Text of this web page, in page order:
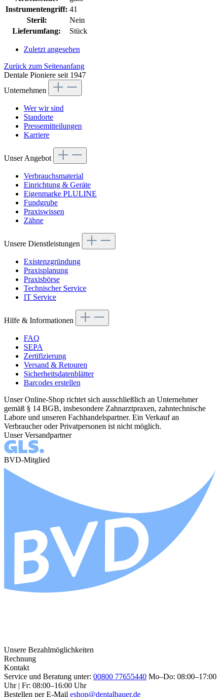
Instrumentengriff: 41
Steril:
Nein
Lieferumfang:
Stück
Zuletzt angesehen
Zurück zum Seitenanfang
Dentale Pioniere seit 1947
Unternehmen
Wer wir sind
Standorte
Pressemitteilungen
Karriere
Unser Angebot
Verbrauchsmaterial
Einrichtung & Geräte
Eigenmarke PLULINE
Fundgrube
Praxiswissen
Zähne
Unsere Dienstleistungen
Existenzgründung
Praxisplanung
Praxisbörse
Technischer Service
IT Service
Hilfe & Informationen
FAQ
SEPA
Zertifizierung
Versand & Retouren
Sicherheitsdatenblätter
Barcodes erstellen
Unser Online-Shop richtet sich ausschließlich an Unternehmer
gemäß § 14 BGB, insbesondere Zahnarztpraxen, zahntechnische
Labore und unseren Fachhandelspartner. Ein Verkauf an
Verbraucher oder Privatpersonen ist nicht möglich.
Unser Versandpartner
BVD-Mitglied
Unsere Bezahlmöglichkeiten
Rechnung
Kontakt
Service und Beratung unter: 00800 77655440 Mo–Do: 08:00–17:00
Uhr | Fr: 08:00–16:00 Uhr
Bestellen per E-Mail eshop@dentalbauer.de